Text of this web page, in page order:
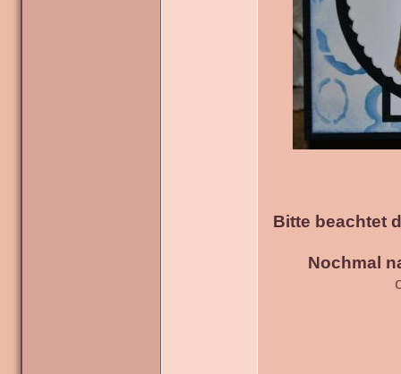
Bitte beachtet
Nochmal